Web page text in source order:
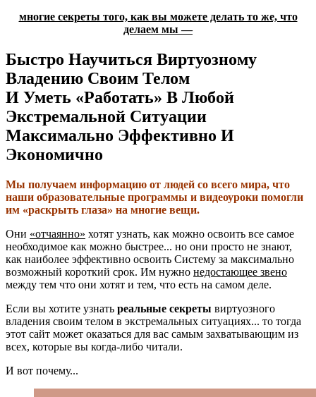
многие секреты того, как вы можете делать то же, что
делаем мы —
Быстро Научиться Виртуозному
Владению Своим Телом
И Уметь «Работать» В Любой
Экстремальной Ситуации
Максимально Эффективно И
Экономично
Мы получаем информацию от людей со всего мира, что
наши образовательные программы и видеоуроки помогли
им «раскрыть глаза» на многие вещи.
Они «отчаянно» хотят узнать, как можно освоить все самое
необходимое как можно быстрее... но они просто не знают,
как наиболее эффективно освоить Систему за максимально
возможный короткий срок. Им нужно недостающее звено
между тем что они хотят и тем, что есть на самом деле.
Если вы хотите узнать реальные секреты виртуозного
владения своим телом в экстремальных ситуациях... то тогда
этот сайт может оказаться для вас самым захватывающим из
всех, которые вы когда-либо читали.
И вот почему...